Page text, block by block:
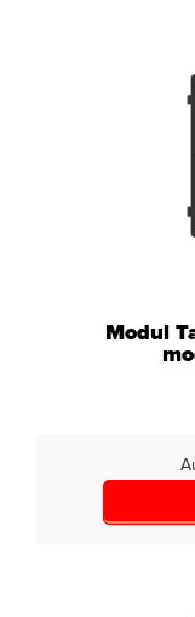
Modul